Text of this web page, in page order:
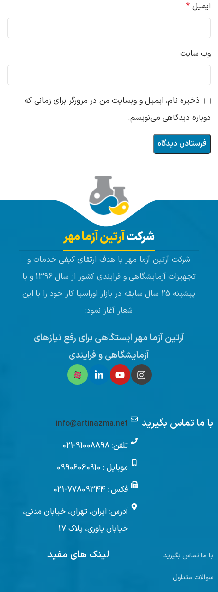
ایمیل *
وب‌ سایت
ذخیره نام، ایمیل و وبسایت من در مرورگر برای زمانی که
دوباره دیدگاهی می‌نویسم.
شرکتآرتین آزما مهر
شرکت آرتین آزما مهر با هدف ارتقای کیفی خدمات و
تجهیزات آزمایشگاهی و فرایندی کشور از سال 1396 و با
پیشینه 25 سال سابقه در بازار اوراسیا کار خود را با این
شعار آغاز نمود:
آرتین آزما مهر ایستگاهی برای رفع نیازهای
آزمایشگاهی و فرایندی
لینک های مفید با ما تماس بگیرید
سوالات متداول
info@artinazma.net
تلفن: 91008898-021
موبایل : 09906060910
فکس : 77809344-021
آدرس: ایران، تهران، خیابان مدنی،
خیابان یاوری، پلاک ۱۷
با ما تماس بگیرید